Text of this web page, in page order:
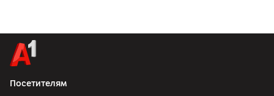
Посетителям